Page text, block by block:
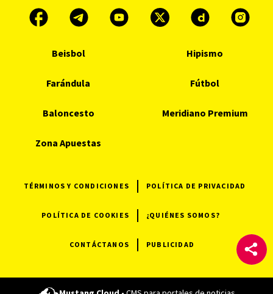
Beisbol Hipismo
Farándula Fútbol
Baloncesto Meridiano Premium
Zona Apuestas
TÉRMINOS Y CONDICIONES POLÍTICA DE PRIVACIDAD
POLÍTICA DE COOKIES ¿QUIÉNES SOMOS?
CONTÁCTANOS PUBLICIDAD